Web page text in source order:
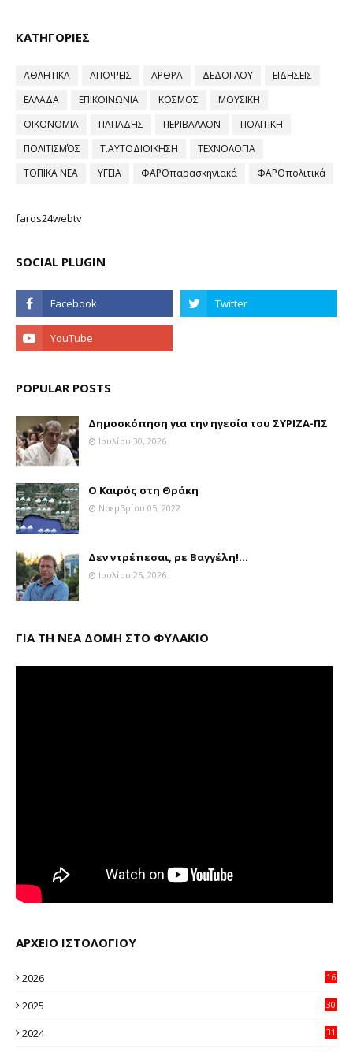
ΚΑΤΗΓΟΡΙΕΣ
ΑΘΛΗΤΙΚΑ ΑΠΟΨΕΙΣ ΑΡΘΡΑ ΔΕΔΟΓΛΟΥ
ΕΙΔΗΣΕΙΣ
ΕΛΛΑΔΑ
ΕΠΙΚΟΙΝΩΝΙΑ ΚΟΣΜΟΣ
ΜΟΥΣΙΚΗ
ΟΙΚΟΝΟΜΙΑ
ΠΑΠΑΔΗΣ ΠΕΡΙΒΑΛΛΟΝ
ΠΟΛΙΤΙΚΗ
ΠΟΛΙΤΙΣΜΌΣ
Τ.ΑΥΤΟΔΙΟΙΚΗΣΗ
ΤΕΧΝΟΛΟΓΙΑ
ΤΟΠΙΚΑ ΝΕΑ
ΥΓΕΙΑ ΦΑΡΟπαρασκηνιακά ΦΑΡΟπολιτικά
faros24webtv
SOCIAL PLUGIN
POPULAR POSTS
Δημοσκόπηση για την ηγεσία του ΣΥΡΙΖΑ-ΠΣ
Ιουλίου 30, 2026
Ο Καιρός στη Θράκη
Νοεμβρίου 05, 2022
Δεν ντρέπεσαι, ρε Βαγγέλη!...
Ιουλίου 25, 2026
ΓΙΑ ΤΗ ΝΕΑ ΔΟΜΗ ΣΤΟ ΦΥΛΑΚΙΟ
ΑΡΧΕΙΟ ΙΣΤΟΛΟΓΙΟΥ
2026
16
2025
30
2024
31